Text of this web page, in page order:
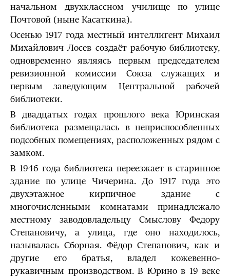
начальном двухклассном училище по улице
Почтовой (ныне Касаткина).
Осенью 1917 года местный интеллигент Михаил
Михайлович Лосев создаёт рабочую библиотеку,
одновременно являясь первым председателем
ревизионной комиссии Союза служащих и
первым заведующим Центральной рабочей
библиотеки.
В двадцатых годах прошлого века Юринская
библиотека размещалась в неприспособленных
подсобных помещениях, расположенных рядом с
замком.
В 1946 года библиотека переезжает в старинное
здание по улице Чичерина. До 1917 года это
двухэтажное кирпичное здание с
многочисленными комнатами принадлежало
местному заводовладельцу Смыслову Федору
Степановичу, а улица, где оно находилось,
называлась Сборная. Фёдор Степанович, как и
другие его братья, владел кожевенно-
рукавичным производством. В Юрино в 19 веке